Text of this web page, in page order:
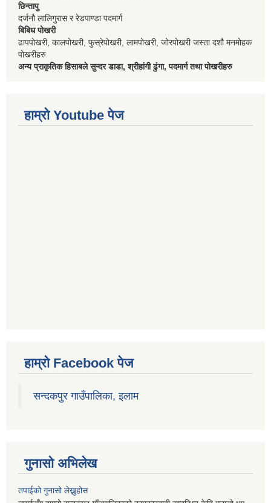
छिन्तापु
दर्जनौ लालिगुरास र रेडपाण्डा पदमार्ग
बिबिध पोखरी
ढापपोखरी, कालपोखरी, फुस्रेपोखरी, लामपोखरी, जोरपोखरी जस्ता दशौ मनमोहक
पोखरीहरु
अन्य प्राकृतिक हिसाबले सुन्दर डाडा, श्रीहांगी ढुंगा, पदमार्ग तथा पोखरीहरु
हाम्रो Youtube पेज
हाम्रो Facebook पेज
सन्दकपुर गाउँपालिका, इलाम
गुनासो अभिलेख
तपाईको गुनासो लेख्नुहोस